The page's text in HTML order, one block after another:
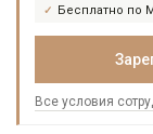
Бесплатно по
Все условия